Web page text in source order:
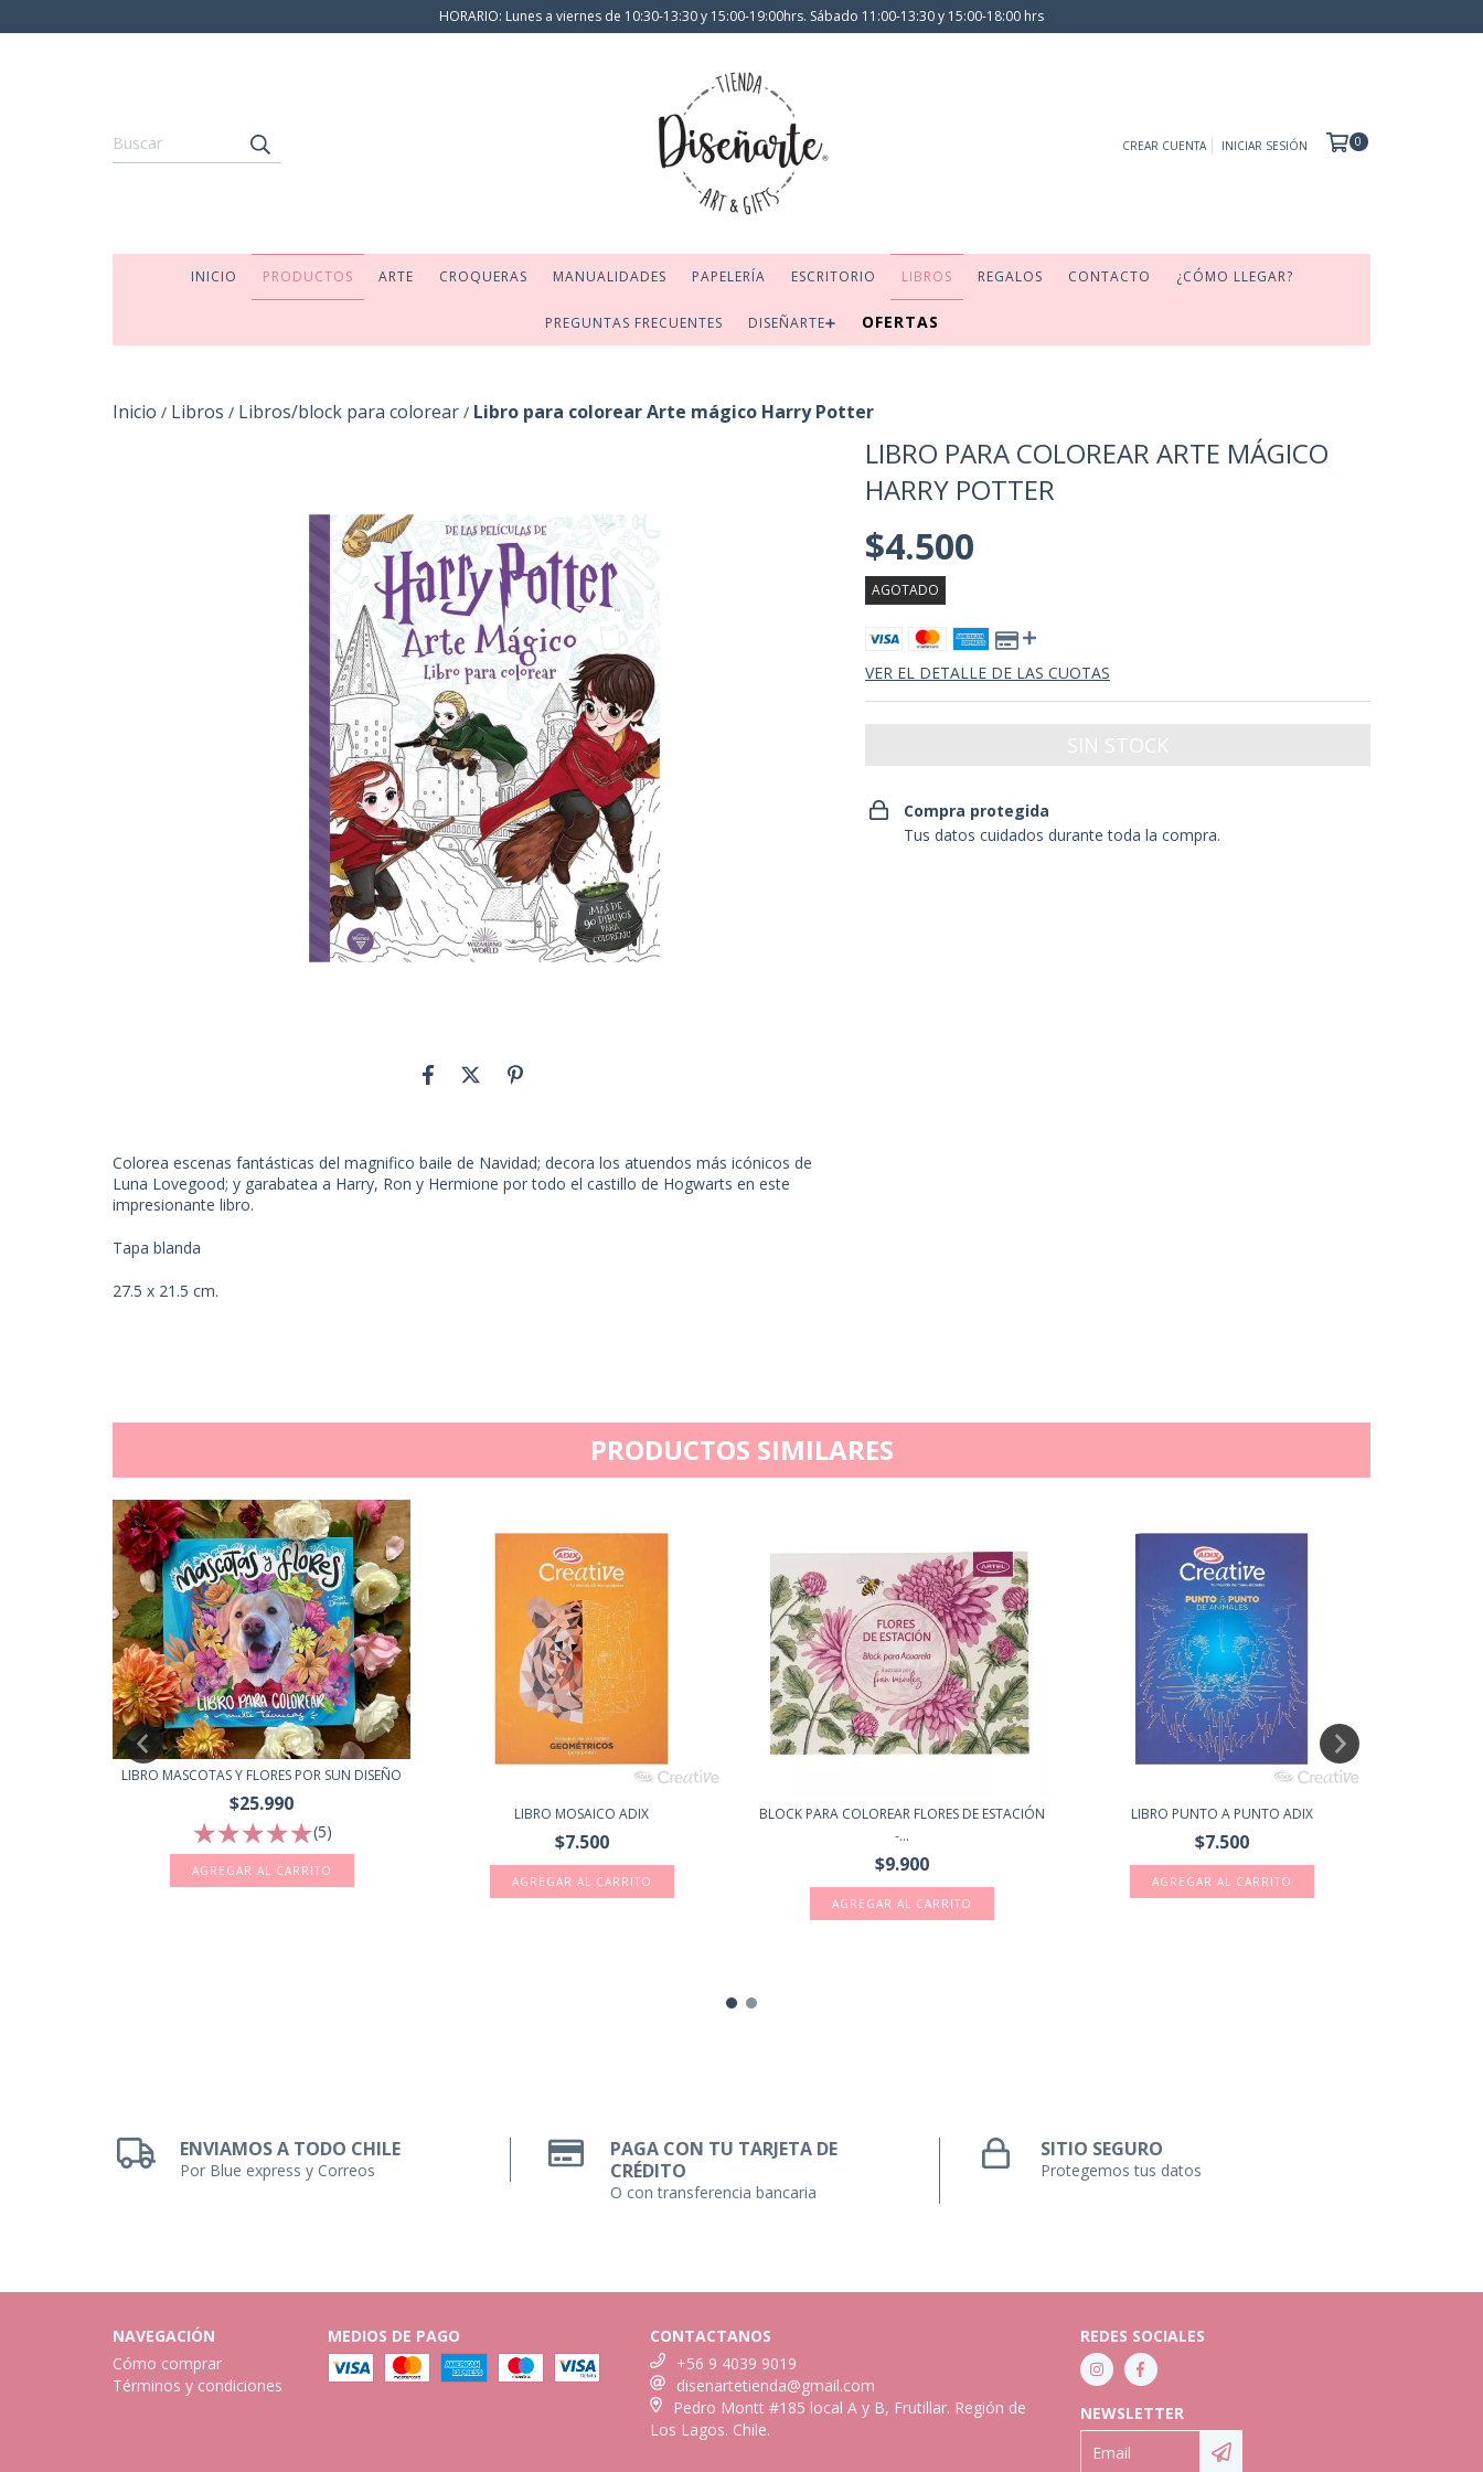
HORARIO: Lunes a viernes de 10:30-13:30 y 15:00-19:00hrs. Sábado 11:00-13:30 y 15:00-18:00 hrs
CREAR CUENTA INICIAR SESIÓN 0
INICIO PRODUCTOS ARTE CROQUERAS MANUALIDADES PAPELERÍA ESCRITORIO LIBROS REGALOS CONTACTO ¿CÓMO LLEGAR?
PREGUNTAS FRECUENTES DISEÑARTE➕ OFERTAS
Inicio / Libros / Libros/block para colorear / Libro para colorear Arte mágico Harry Potter
Colorea escenas fantásticas del magnifico baile de Navidad; decora los atuendos más icónicos de
Luna Lovegood; y garabatea a Harry, Ron y Hermione por todo el castillo de Hogwarts en este
impresionante libro.
Tapa blanda
27.5 x 21.5 cm.
LIBRO PARA COLOREAR ARTE MÁGICO
HARRY POTTER
$4.500
AGOTADO
VER EL DETALLE DE LAS CUOTAS
Compra protegida
Tus datos cuidados durante toda la compra.
PRODUCTOS SIMILARES
LIBRO MASCOTAS Y FLORES POR SUN DISEÑO
$25.990
(5)
LIBRO MOSAICO ADIX
$7.500
BLOCK PARA COLOREAR FLORES DE ESTACIÓN
-...
$9.900
LIBRO PUNTO A PUNTO ADIX
$7.500
ENVIAMOS A TODO CHILE
Por Blue express y Correos
PAGA CON TU TARJETA DE
CRÉDITO
O con transferencia bancaria
SITIO SEGURO
Protegemos tus datos
NAVEGACIÓN
Cómo comprar
Términos y condiciones
MEDIOS DE PAGO
CONTACTANOS
+56 9 4039 9019
disenartetienda@gmail.com
Pedro Montt #185 local A y B, Frutillar. Región de
Los Lagos. Chile.
REDES SOCIALES
NEWSLETTER